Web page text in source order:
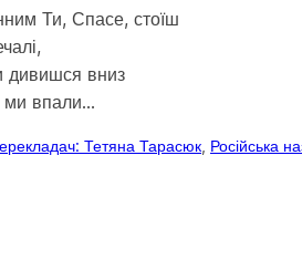
Ти, Спасе, стоїш
дивишся вниз
ми впали…
Тетяна Тарасюк Російська